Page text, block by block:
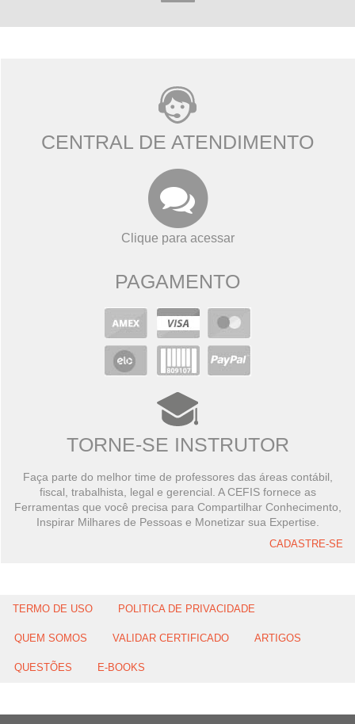
CENTRAL DE ATENDIMENTO
Clique para acessar
PAGAMENTO
TORNE-SE INSTRUTOR
Faça parte do melhor time de professores das áreas contábil,
fiscal, trabalhista, legal e gerencial. A CEFIS fornece as
Ferramentas que você precisa para Compartilhar Conhecimento,
Inspirar Milhares de Pessoas e Monetizar sua Expertise.
CADASTRE-SE
TERMO DE USO POLITICA DE PRIVACIDADE
QUEM SOMOS VALIDAR CERTIFICADO ARTIGOS
QUESTÕES E-BOOKS